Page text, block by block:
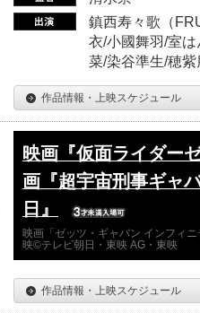
鎮西寿々歌（
衣/小國舞羽/室
菜/染谷準生/穂
作品情報・上映スケジュール
映画『仮面ライダー
画『超宇宙刑事ギャ
日』
映画「ゼッツ・ギャバン インフィ
映©テレビ朝日・東映 AG・東映
作品情報・上映スケジュール